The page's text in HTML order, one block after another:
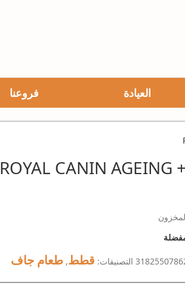
العيادة فروعنا
ROYAL CANIN AGEING
التصنيفات: قطط, طعام جاف